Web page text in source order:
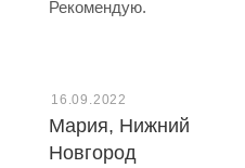
Рекомендую.
16.09.2022
Мария, Нижний
Новгород